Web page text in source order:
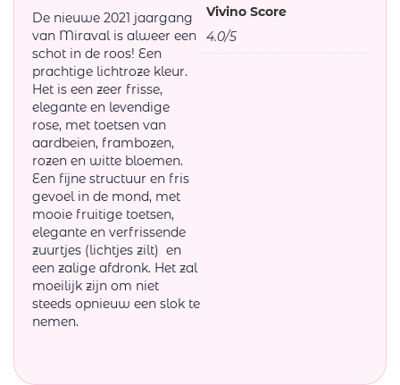
De nieuwe 2021 jaargang
van Miraval is alweer een
schot in de roos! Een
prachtige lichtroze kleur.
Het is een zeer frisse,
elegante en levendige
rose, met toetsen van
aardbeien, frambozen,
rozen en witte bloemen.
Een fijne structuur en fris
gevoel in de mond, met
mooie fruitige toetsen,
elegante en verfrissende
zuurtjes (lichtjes zilt) en
een zalige afdronk. Het zal
moeilijk zijn om niet
steeds opnieuw een slok te
nemen.
Vivino Score
4.0/5